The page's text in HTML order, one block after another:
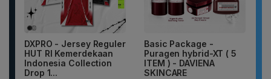
DXPRO - Jersey Reguler
HUT RI Kemerdekaan
Indonesia Collection
Drop 1...
Basic Package -
Puragen hybrid-XT ( 5
ITEM ) - DAVIENA
SKINCARE